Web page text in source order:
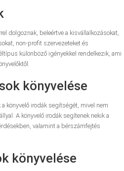
dolgoznak, beleértve a kisvállalkozásokat,
non-profit szervezeteket és
különböző igényekkel rendelkezik, ami
könyvelése
könyvelő irodák segítségét, mivel nem
A könyvelő irodák segítenek nekik a
valamint a bérszámfejtés
könyvelése